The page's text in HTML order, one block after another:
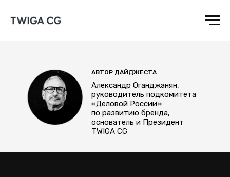
АВТОР ДАЙДЖЕСТА
Александр Оганджанян,
руководитель подкомитета
«Деловой России»
по развитию бренда,
основатель и Президент
TWIGA CG